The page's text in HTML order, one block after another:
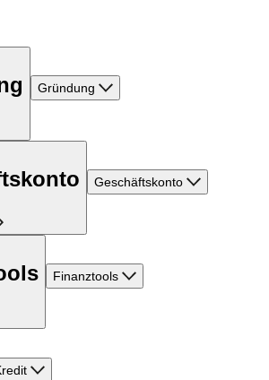
Gründung
Geschäftskonto
Finanztools